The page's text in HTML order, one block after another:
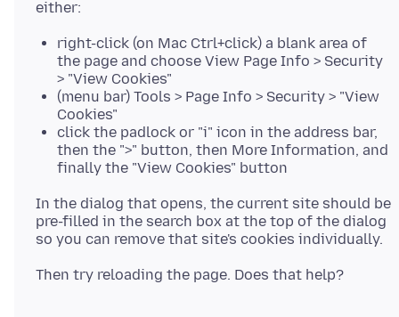
right-click (on Mac Ctrl+click) a blank area of
the page and choose View Page Info > Security
> "View Cookies"
(menu bar) Tools > Page Info > Security > "View
Cookies"
click the padlock or "i" icon in the address bar,
then the ">" button, then More Information, and
finally the "View Cookies" button
In the dialog that opens, the current site should be
pre-filled in the search box at the top of the dialog